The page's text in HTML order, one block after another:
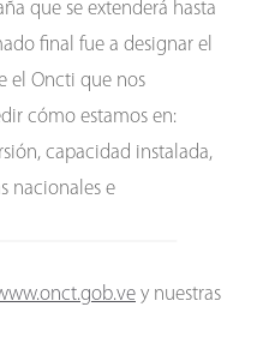
que se extenderá hasta
final fue a designar el
el Oncti que nos
cómo estamos en:
capacidad instalada,
nacionales e
y nuestras